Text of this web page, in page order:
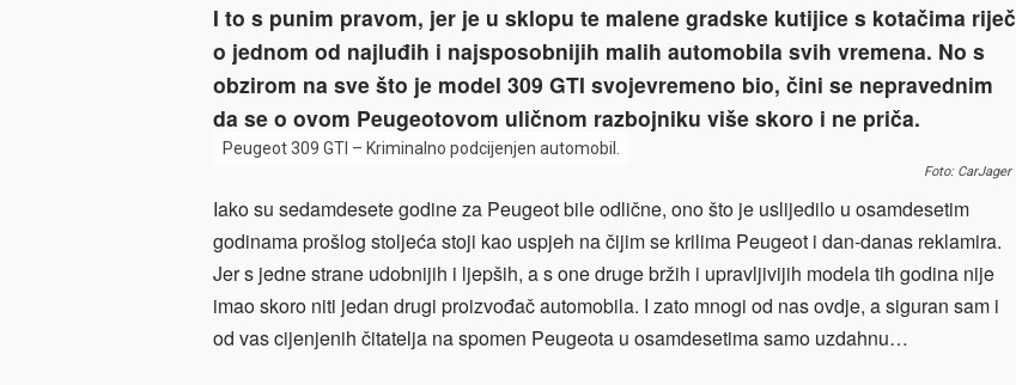
I to s punim pravom, jer je u sklopu te malene gradske kutijice s kotačima riječ
o jednom od najluđih i najsposobnijih malih automobila svih vremena. No s
obzirom na sve što je model 309 GTI svojevremeno bio, čini se nepravednim
da se o ovom Peugeotovom uličnom razbojniku više skoro i ne priča.
Peugeot 309 GTI – Kriminalno podcijenjen automobil.
Foto: CarJager
Iako su sedamdesete godine za Peugeot bile odlične, ono što je uslijedilo u osamdesetim
godinama prošlog stoljeća stoji kao uspjeh na čijim se krilima Peugeot i dan-danas reklamira.
Jer s jedne strane udobnijih i ljepših, a s one druge bržih i upravljivijih modela tih godina nije
imao skoro niti jedan drugi proizvođač automobila. I zato mnogi od nas ovdje, a siguran sam i
od vas cijenjenih čitatelja na spomen Peugeota u osamdesetima samo uzdahnu…